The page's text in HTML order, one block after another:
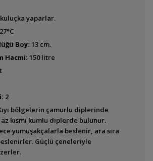
Chromidotilapia
mamonekenei
melaniae
kuluçka yaparlar.
Boy: 13 cm.
Hacmi: 150 litre
2
bölgelerin çamurlu diplerinde
kısmı kumlu diplerde bulunur.
yumuşakçalarla beslenir, ara sıra
Güçlü çeneleriyle